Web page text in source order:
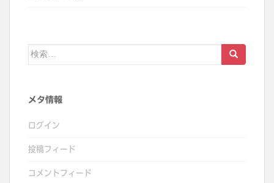
検
メタ情報
ログイン
投稿フィード
コメントフィード